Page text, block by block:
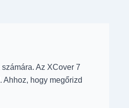
Az XCover 7
hogy megőrizd